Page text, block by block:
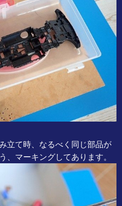
立て時、なるべく同じ部品が
、マーキングしてあります。